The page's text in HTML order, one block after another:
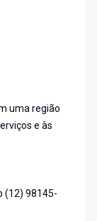
uma região
e às
(12) 98145-